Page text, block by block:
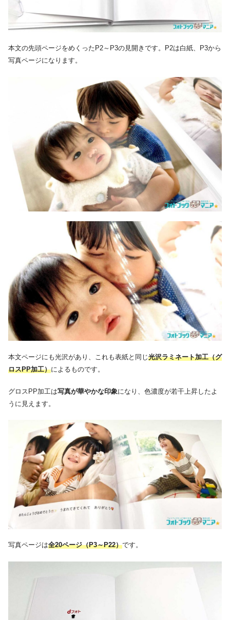
本文の先頭ページをめくったP2～P3の見開きです。P2は白紙、P3から
写真ページになります。
本文ページにも光沢があり、これも表紙と同じ光沢ラミネート加工（グ
ロスPP加工）によるものです。
グロスPP加工は写真が華やかな印象になり、色濃度が若干上昇したよ
うに見えます。
写真ページは全20ページ（P3～P22）です。